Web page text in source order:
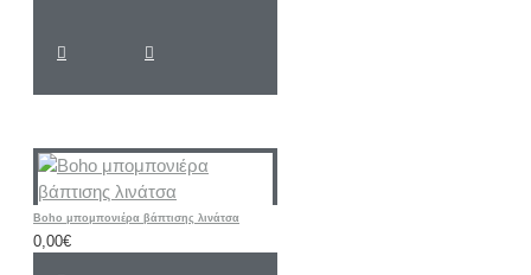
Boho μπομπονιέρα βάπτισης λινάτσα
0,00€